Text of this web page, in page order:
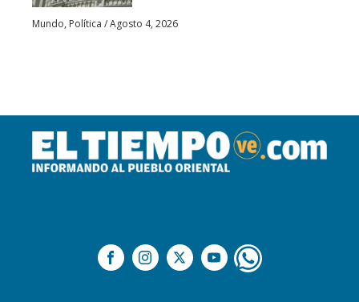
Mundo, Política /Agosto 4, 2026